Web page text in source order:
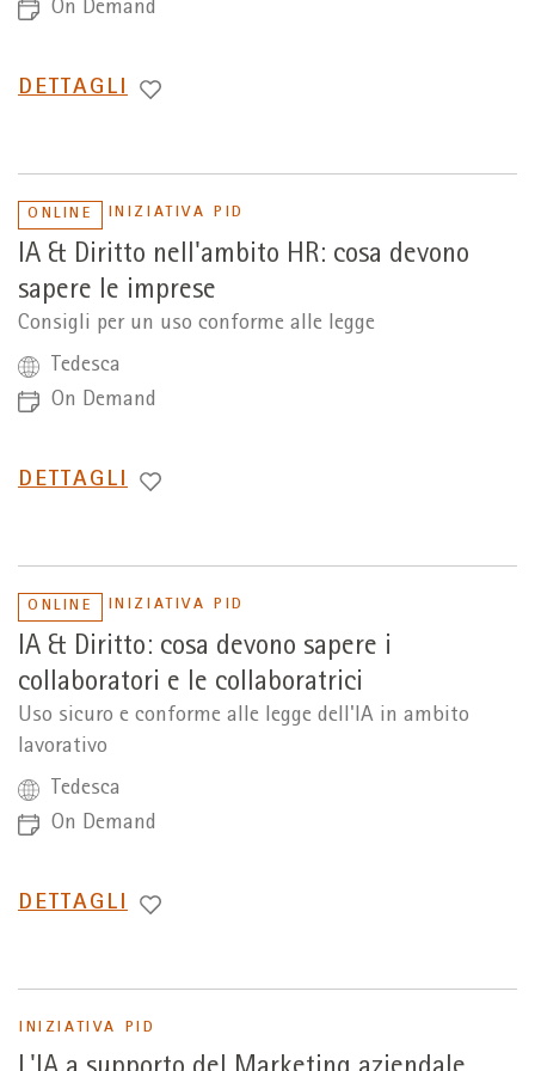
On Demand
PASSA
DETTAGLI
ONLINE INIZIATIVA PID
IA & Diritto nell'ambito HR: cosa devono
sapere le imprese
Consigli per un uso conforme alle legge
Tedesca
On Demand
PASSA
DETTAGLI
ONLINE INIZIATIVA PID
IA & Diritto: cosa devono sapere i
collaboratori e le collaboratrici
Uso sicuro e conforme alle legge dell'IA in ambito
lavorativo
Tedesca
On Demand
PASSA
DETTAGLI
INIZIATIVA PID